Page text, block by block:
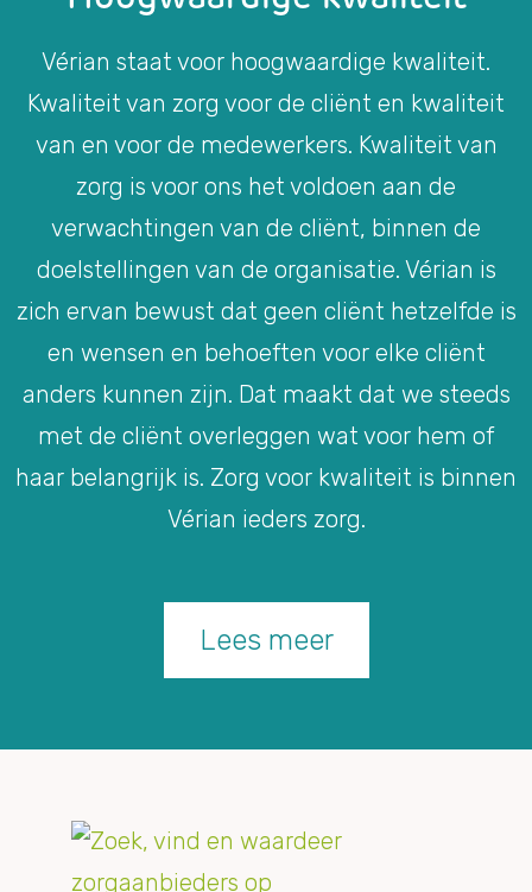
Vérian staat voor hoogwaardige kwaliteit.
Kwaliteit van zorg voor de cliënt en kwaliteit
van en voor de medewerkers. Kwaliteit van
zorg is voor ons het voldoen aan de
verwachtingen van de cliënt, binnen de
doelstellingen van de organisatie. Vérian is
zich ervan bewust dat geen cliënt hetzelfde is
en wensen en behoeften voor elke cliënt
anders kunnen zijn. Dat maakt dat we steeds
met de cliënt overleggen wat voor hem of
haar belangrijk is. Zorg voor kwaliteit is binnen
Vérian ieders zorg.
Lees meer